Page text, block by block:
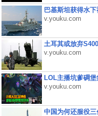
巴基斯坦获得水下
v.youku.com
土耳其或放弃
v.youku.com
LOL主播坑爹碉堡
v.youku.com
中国为何还服役三